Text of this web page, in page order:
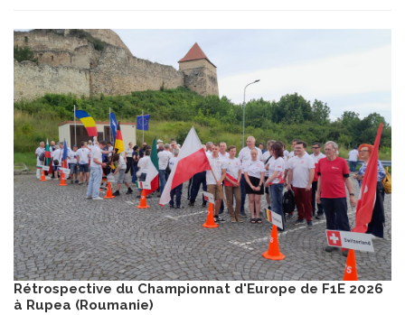
Rétrospective du Championnat d'Europe de F1E 2026
à Rupea (Roumanie)